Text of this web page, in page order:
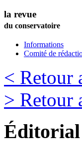
la revue
du conservatoire
Informations
Comité de
< Retour
> Retour
Éditorial